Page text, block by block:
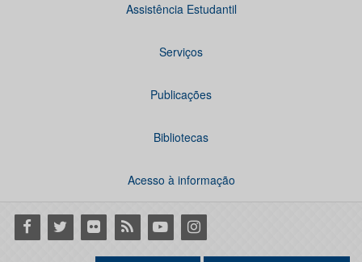
Assistência Estudantil
Serviços
Publicações
Bibliotecas
Acesso à informação
Facebook
Twitter Flickr RSS YoutubeInstagram